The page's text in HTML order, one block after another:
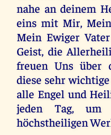
nahe an deinem
eins mit Mir,
Mein Ewiger
Geist, die
freuen Uns über
diese sehr
alle Engel und
jeden Tag,
höchstheiligen